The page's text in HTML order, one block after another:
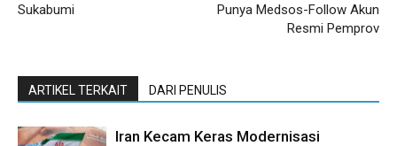
Sukabumi
Punya Medsos-Follow Akun
Resmi Pemprov
ARTIKEL TERKAIT DARI PENULIS
Iran Kecam Keras Modernisasi